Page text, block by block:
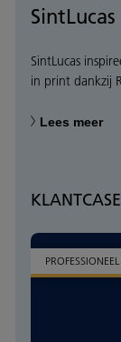
SintLucas
SintLucas
in print dankzij
Lees meer
KLANTCASE